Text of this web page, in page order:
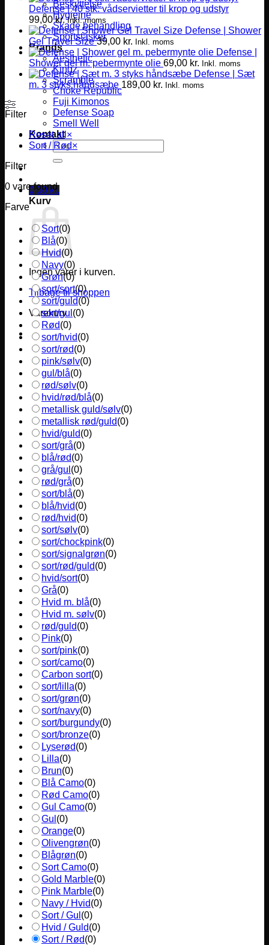
Beskyttelse
Hygiejne
Skade behandling
Sportstasker
Brands
Aesthetic
Kingz
Scramble
Choke Republic
Fuji Kimonos
Defense Soap
Smell Well
Kontakt
Søg
efter:
0,00 kr.
Kurv
Ingen varer i kurven.
Tilbage til shoppen
Varekurv
Defense | 40 stk. vådservietter til krop og udstyr
99,00kr. Inkl. moms
Defense | Shower
Gel Travel Size 39,00 kr. Inkl. moms
Defense |
Shower gel m. pebermynte olie 69,00 kr. Inkl. moms
Defense | Sæt
m. 3 styks håndsæbe 189,00 kr. Inkl. moms
Filter
Reset all ×
Sort / Rød×
Filter
0 vare found
Farve
Sort(0)
Blå(0)
Hvid(0)
Navy(0)
Grøn(0)
sort/sort(0)
sort/guld(0)
sort/gul (0)
Rød(0)
sort/hvid(0)
sort/rød(0)
pink/sølv(0)
gul/blå(0)
rød/sølv(0)
hvid/rød/blå(0)
metallisk guld/sølv(0)
metallisk rød/guld(0)
hvid/guld(0)
sort/grå(0)
blå/rød(0)
grå/gul (0)
rød/grå(0)
sort/blå(0)
blå/hvid(0)
rød/hvid(0)
sort/sølv(0)
sort/chockpink(0)
sort/signalgrøn(0)
sort/rød/guld(0)
hvid/sort(0)
Grå(0)
Hvid m. blå(0)
Hvid m. sølv(0)
rød/guld(0)
Pink(0)
sort/pink(0)
sort/camo(0)
Carbon sort(0)
sort/lilla(0)
sort/grøn(0)
sort/navy(0)
sort/burgundy(0)
sort/bronze(0)
Lyserød(0)
Lilla(0)
Brun(0)
Blå Camo(0)
Rød Camo(0)
Gul Camo(0)
Gul (0)
Orange(0)
Olivengrøn(0)
Blågrøn(0)
Sort Camo(0)
Gold Marble(0)
Pink Marble(0)
Navy / Hvid(0)
Sort / Gul (0)
Hvid / Guld(0)
Sort / Rød(0)